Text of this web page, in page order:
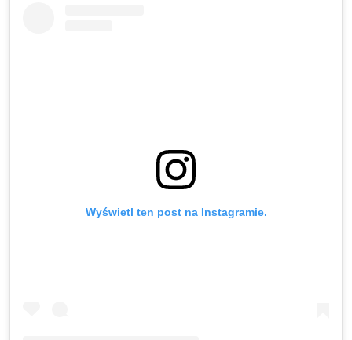
Wyświetl ten post na Instagramie.